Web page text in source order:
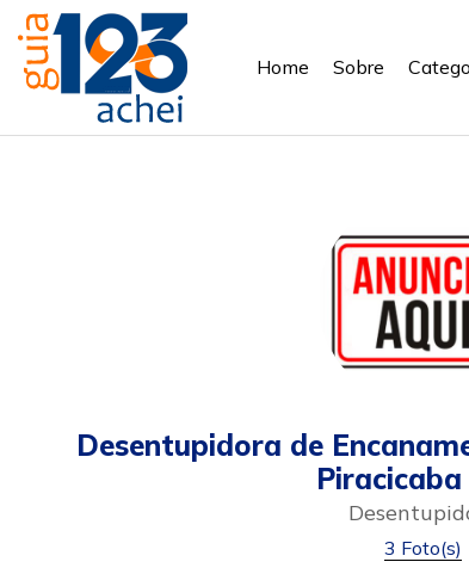
Home Sobre
Desentupidora de
3 Foto(s)